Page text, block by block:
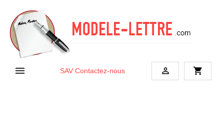
 SAV Contactez-nous  shopping_cart